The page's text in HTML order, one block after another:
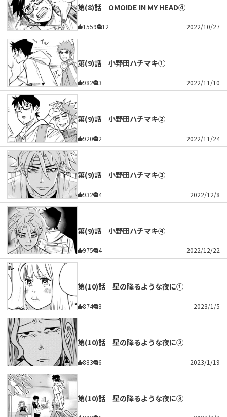
第(8)話 OMOIDE IN MY HEAD④
1559 12 2022/10/27
第(9)話 小野田ハチマキ①
982 3 2022/11/10
第(9)話 小野田ハチマキ②
920 2 2022/11/24
第(9)話 小野田ハチマキ③
932 4 2022/12/8
第(9)話 小野田ハチマキ④
975 4 2022/12/22
第(10)話 星の降るような夜に①
874 8 2023/1/5
第(10)話 星の降るような夜に②
883 6 2023/1/19
第(10)話 星の降るような夜に③